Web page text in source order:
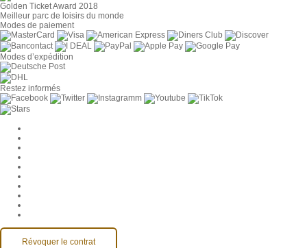
Golden Ticket Award 2018
Meilleur parc de loisirs du monde
Modes de paiement
Modes d’expédition
Restez informés
Révoquer le contrat